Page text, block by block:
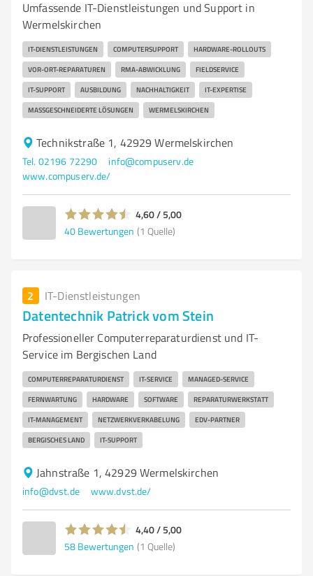
Umfassende IT-Dienstleistungen und Support in
Wermelskirchen
IT-DIENSTLEISTUNGEN COMPUTERSUPPORT HARDWARE-ROLLOUTS
VOR-ORT-REPARATUREN RMA-ABWICKLUNG FIELDSERVICE
IT-SUPPORT AUSBILDUNG NACHHALTIGKEIT IT-EXPERTISE
MASSGESCHNEIDERTE LÖSUNGEN WERMELSKIRCHEN
Technikstraße 1, 42929 Wermelskirchen
Tel. 02196 72290
info@compuserv.de
www.compuserv.de/
4,60 / 5,00
40 Bewertungen (1 Quelle)
2 IT-Dienstleistungen
Datentechnik Patrick vom Stein
Professioneller Computerreparaturdienst und IT-
Service im Bergischen Land
COMPUTERREPARATURDIENST IT-SERVICE MANAGED-SERVICE
FERNWARTUNG HARDWARE SOFTWARE REPARATURWERKSTATT
IT-MANAGEMENT NETZWERKVERKABELUNG EDV-PARTNER
BERGISCHES LAND IT-SUPPORT
Jahnstraße 1, 42929 Wermelskirchen
info@dvst.de www.dvst.de/
4,40 / 5,00
58 Bewertungen (1 Quelle)